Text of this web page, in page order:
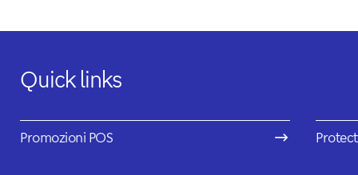
Quick links
Promozioni POS